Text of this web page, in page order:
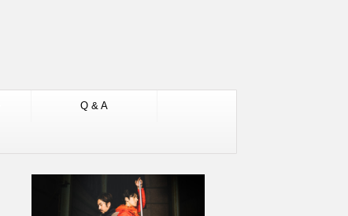
Q & A